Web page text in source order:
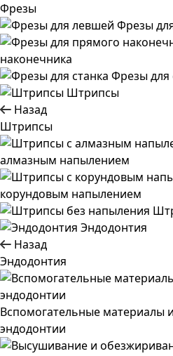
Фрезы
Фрезы
наконечника
Фрезы для
Штрипсы
Назад
Штрипсы
алмазным напылением
корундовым напылением
Эндодонтия
Назад
Эндодонтия
Вспомогательные материалы
эндодонтии